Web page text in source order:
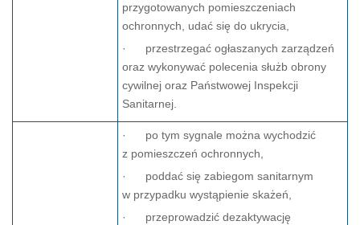
przygotowanych pomieszczeniach
ochronnych, udać się do ukrycia,
· przestrzegać ogłaszanych zarządzeń
oraz wykonywać polecenia służb obrony
cywilnej oraz Państwowej Inspekcji
Sanitarnej.
· po tym sygnale można wychodzić
z pomieszczeń ochronnych,
· poddać się zabiegom sanitarnym
w przypadku wystąpienie skażeń,
· przeprowadzić dezaktywację